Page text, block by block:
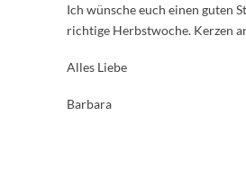
Ich wünsche euch einen guten
richtige Herbstwoche. Kerzen
Alles Liebe
Barbara